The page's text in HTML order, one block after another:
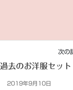
次の
過去のお洋服セット
2019年9月10日